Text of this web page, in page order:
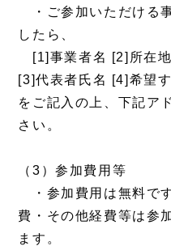
・ご参加いただける
したら、
[1]事業者名 [2]所在地
[3]代表者氏名 [4]希望
をご記入の上、下記ア
さい。
（3）参加費用等
・参加費用は無料で
費・その他経費等は参
ます。